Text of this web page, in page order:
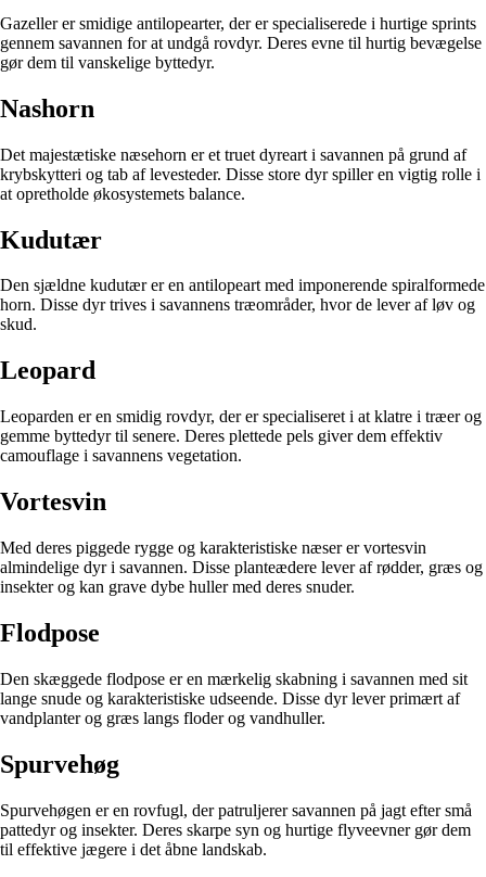
Gazeller er smidige antilopearter, der er specialiserede i hurtige sprints
gennem savannen for at undgå rovdyr. Deres evne til hurtig bevægelse
gør dem til vanskelige byttedyr.
Nashorn
Det majestætiske næsehorn er et truet dyreart i savannen på grund af
krybskytteri og tab af levesteder. Disse store dyr spiller en vigtig rolle i
at opretholde økosystemets balance.
Kudutær
Den sjældne kudutær er en antilopeart med imponerende spiralformede
horn. Disse dyr trives i savannens træområder, hvor de lever af løv og
skud.
Leopard
Leoparden er en smidig rovdyr, der er specialiseret i at klatre i træer og
gemme byttedyr til senere. Deres plettede pels giver dem effektiv
camouflage i savannens vegetation.
Vortesvin
Med deres piggede rygge og karakteristiske næser er vortesvin
almindelige dyr i savannen. Disse planteædere lever af rødder, græs og
insekter og kan grave dybe huller med deres snuder.
Flodpose
Den skæggede flodpose er en mærkelig skabning i savannen med sit
lange snude og karakteristiske udseende. Disse dyr lever primært af
vandplanter og græs langs floder og vandhuller.
Spurvehøg
Spurvehøgen er en rovfugl, der patruljerer savannen på jagt efter små
pattedyr og insekter. Deres skarpe syn og hurtige flyveevner gør dem
til effektive jægere i det åbne landskab.